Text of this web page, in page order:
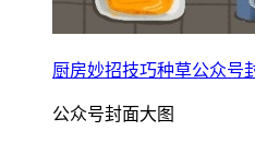
厨房妙招技巧种草公众号
公众号封面大图